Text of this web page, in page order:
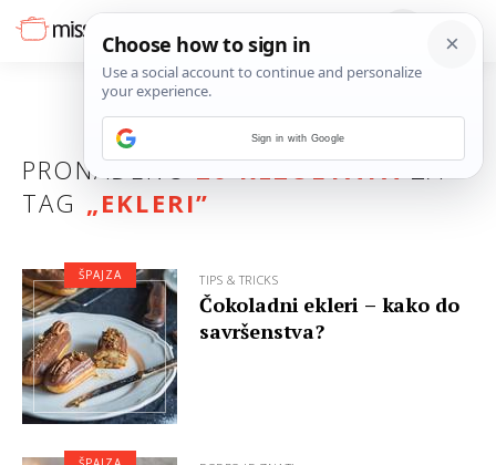
PRONAĐENO20 REZULTATAZA
TAG „EKLERI”
TIPS & TRICKS
Čokoladni ekleri – kako do
savršenstva?
ŠPAJZA
Sign in with Google